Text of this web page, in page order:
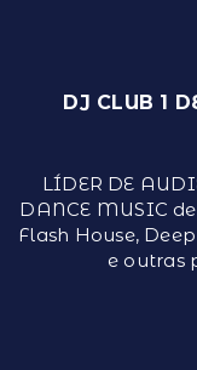
DJ CLUB 1
LÍDER DE
DANCE MUSIC
Flash House,
e outras